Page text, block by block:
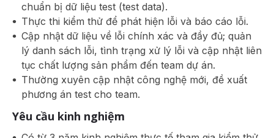
chuẩn bị dữ liệu test (test data).
Thực thi kiểm thử để phát hiện lỗi và báo cáo lỗi.
Cập nhật dữ liệu về lỗi chính xác và đầy đủ; quản
lý danh sách lỗi, tình trạng xử lý lỗi và cập nhật liên
tục chất lượng sản phẩm đến team dự án.
Thường xuyên cập nhật công nghệ mới, đề xuất
phương án test cho team.
Yêu cầu kinh nghiệm